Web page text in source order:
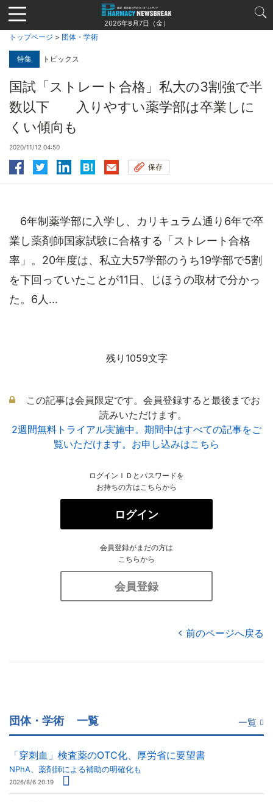
Jump
to
navigation
2026年8月7日（金）
トップページ > 団体・学術
特集 トピックス
国試「ストレート合格」私大の3割強で半
数以下 入りやすい薬学部は卒業しに
くい傾向も
2020/11/12 04:50
保存
6年制薬学部に入学し、カリキュラム通り6年で卒
業し薬剤師国家試験に合格する「ストレート合格
率」。20年度は、私立大57学部のうち19学部で5割
を下回っていたことが11日、じほうの取材で分かっ
た。6人...
残り1059文字
この記事は会員限定です。会員登録すると最後までお
読みいただけます。
2週間無料トライアル実施中。期間中はすべての記事をご
覧いただけます。お申し込みはこちら
ログインＩＤとパスワードを
お持ちの方はこちらから
ログイン
会員登録がまだの方は
こちらから
会員登録
前のページへ戻る
団体・学術 一覧 一覧
「穿刺血」検査薬のOTC化、厚労省に要望書
NPhA、薬剤師による補助の明確化も
2026/8/6 20:19